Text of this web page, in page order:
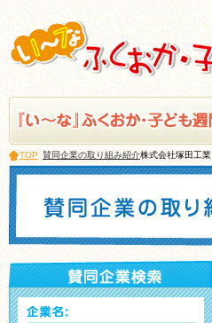
TOP 賛同企業の取り組み紹介株式会社塚田工業